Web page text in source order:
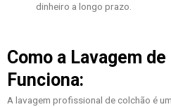
dinheiro a longo prazo.
Como a Lavagem
Funciona:
A lavagem profissional de colchão é